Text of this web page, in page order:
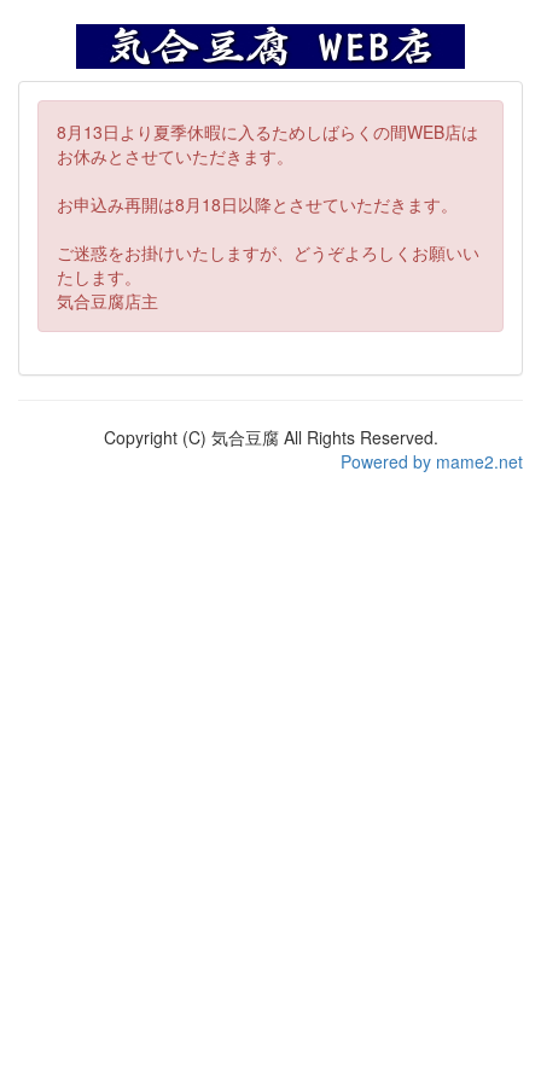
8月13日より夏季休暇に入るためしばらくの間WEB店は
お休みとさせていただきます。
お申込み再開は8月18日以降とさせていただきます。
ご迷惑をお掛けいたしますが、どうぞよろしくお願いい
たします。
気合豆腐店主
Copyright (C) 気合豆腐 All Rights Reserved.
Powered by mame2.net